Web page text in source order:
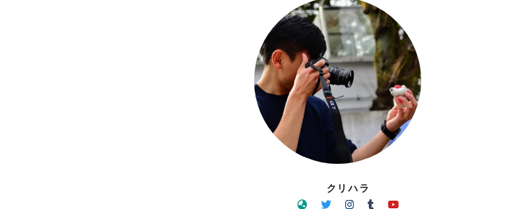
クリハラ